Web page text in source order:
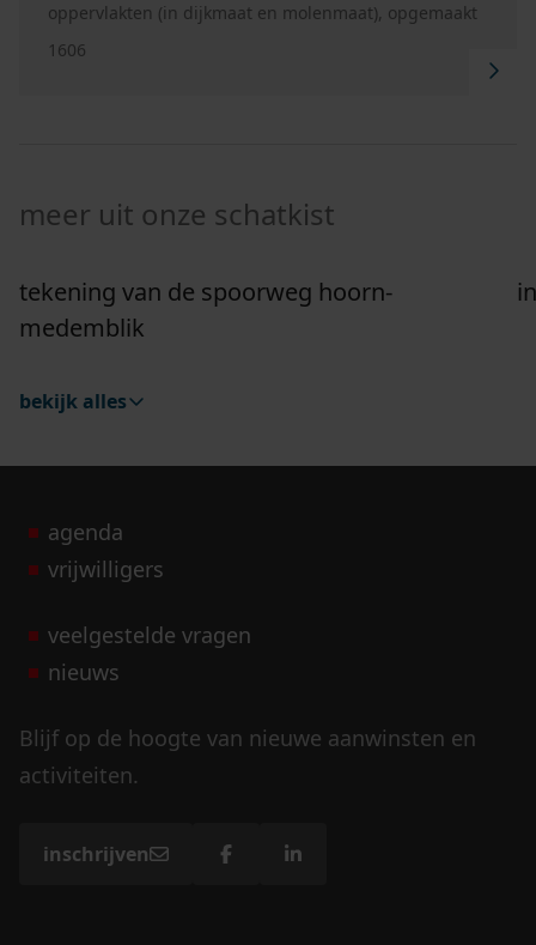
oppervlakten (in dijkmaat en molenmaat), opgemaakt
1606
meer uit onze schatkist
tekening van de spoorweg hoorn-
medemblik
Ga naar "Tekening van de spoorweg Hoorn-
bekijk alles
agenda
vrijwilligers
veelgestelde vragen
nieuws
Blijf op de hoogte van nieuwe aanwinsten en
activiteiten.
inschrijven